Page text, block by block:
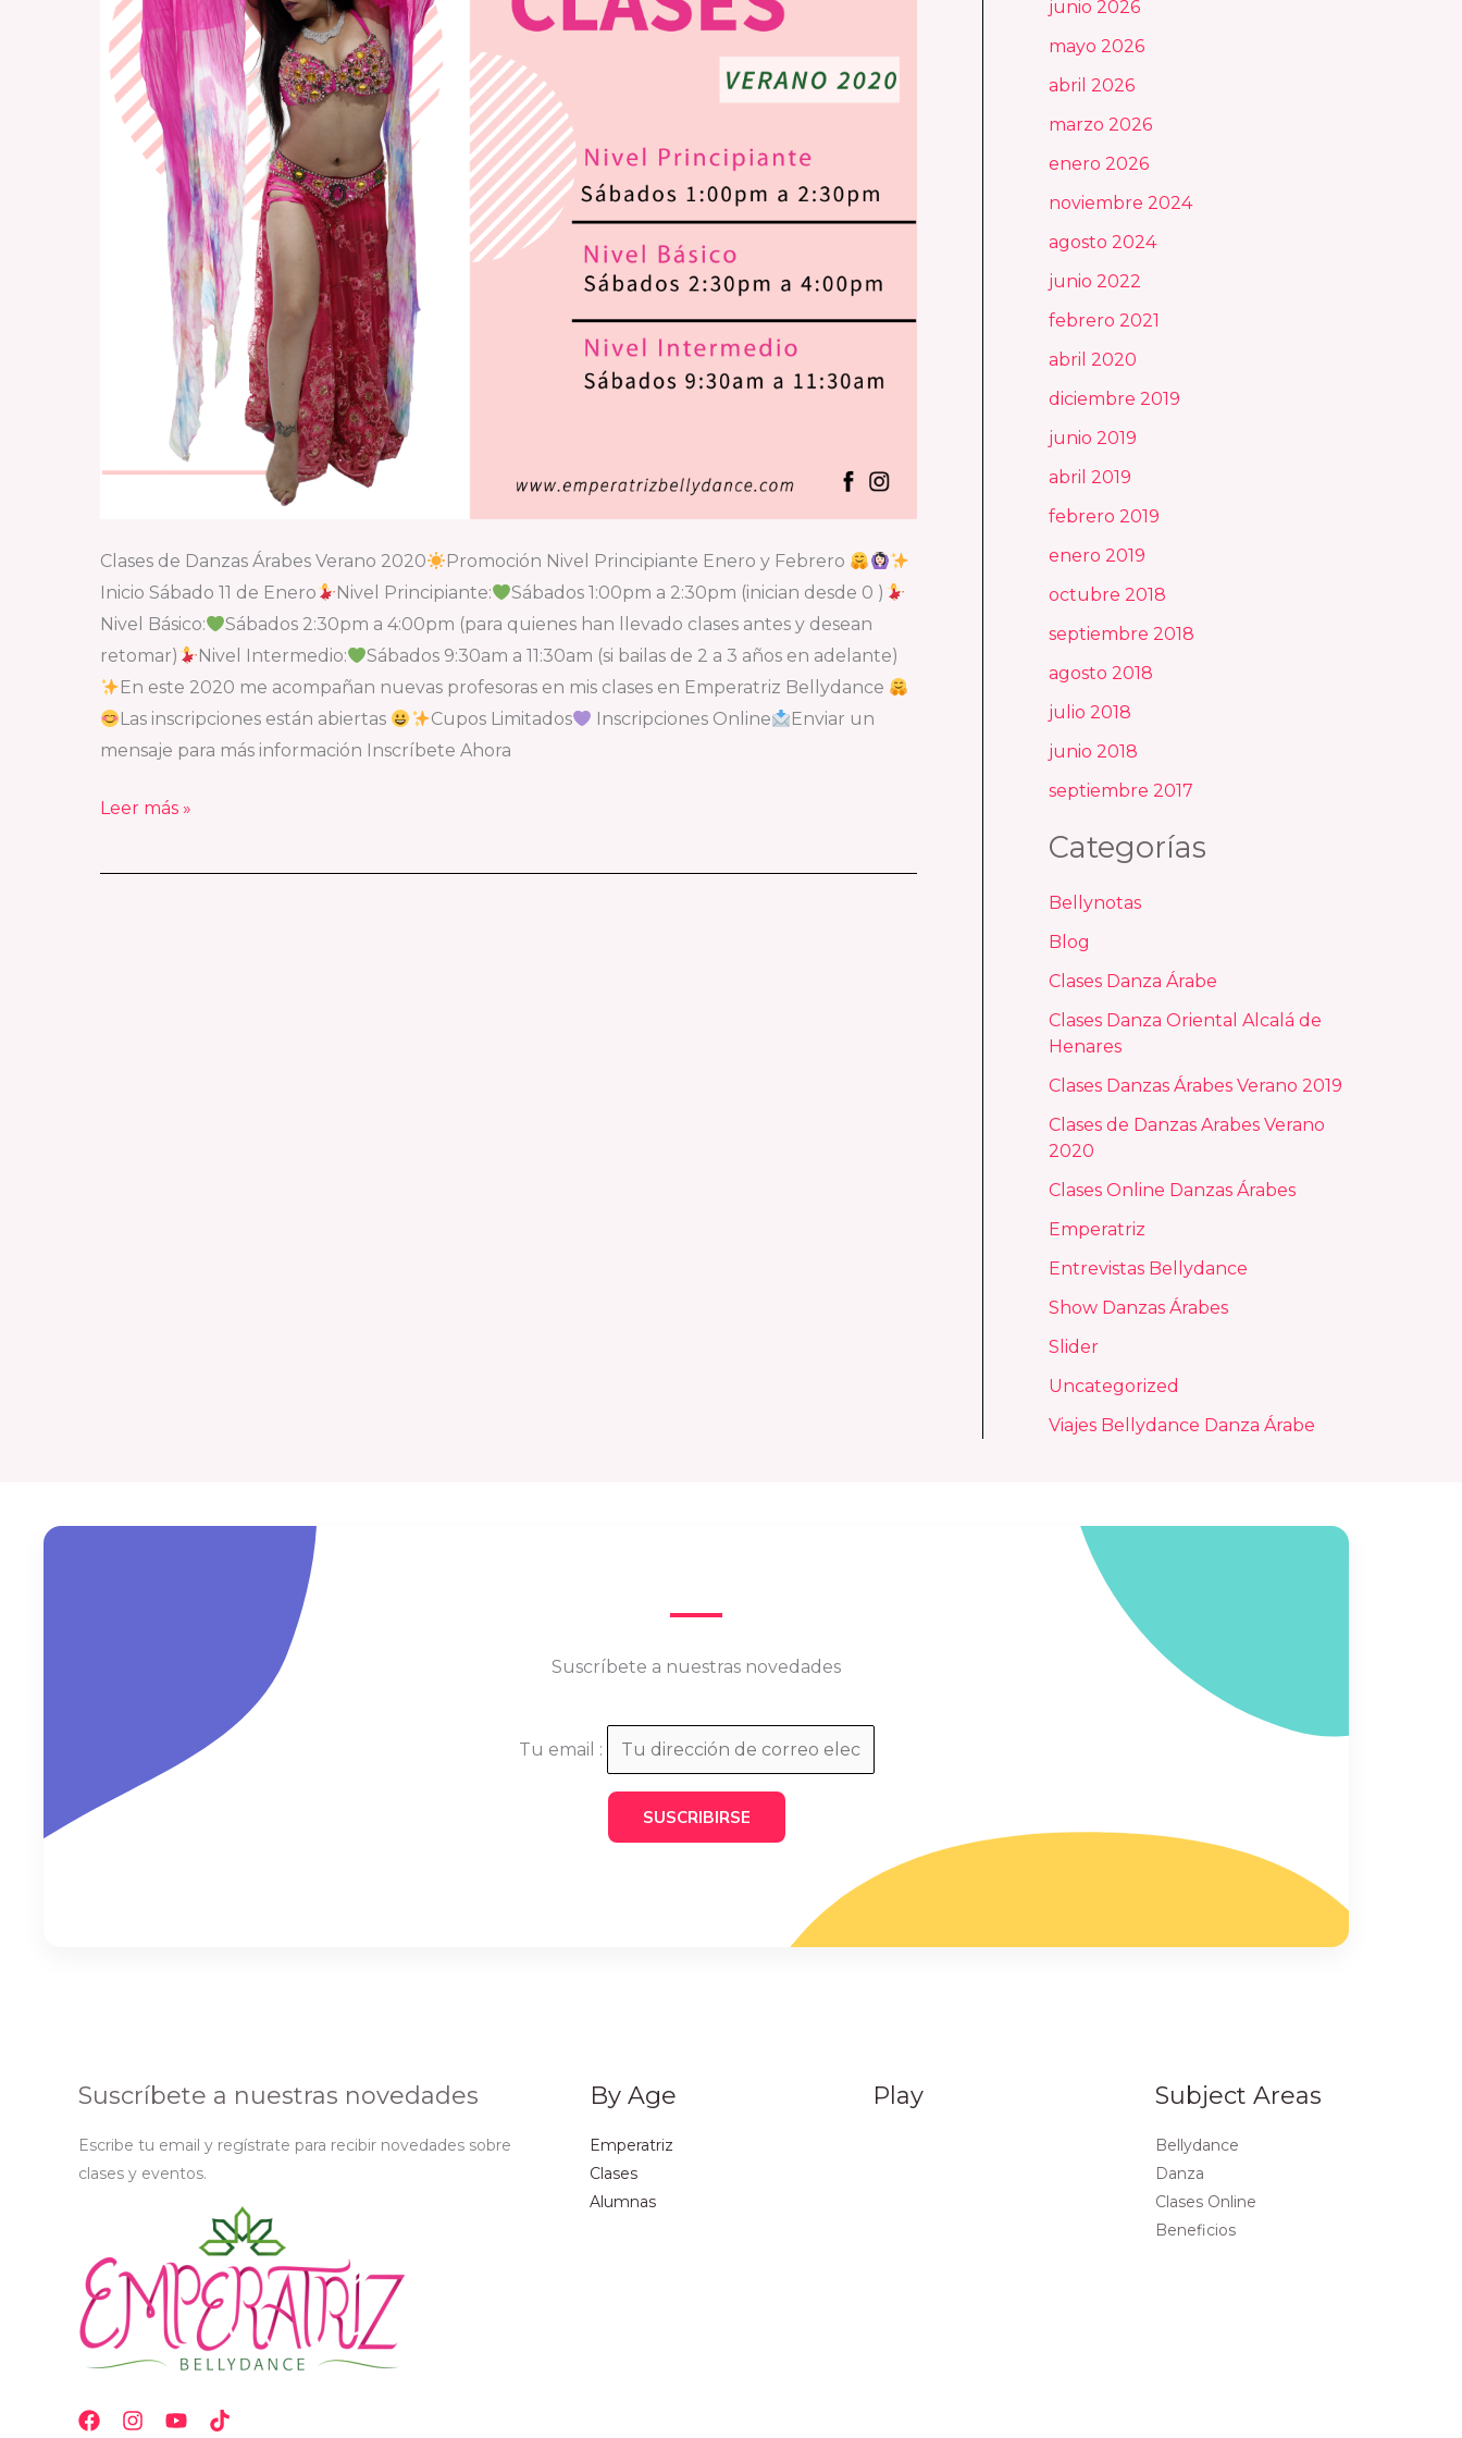
Clases de Danzas Árabes Verano 2020
Promoción Nivel Principiante Enero y Febrero
Inicio Sábado 11 de Enero
Nivel Principiante:
Sábados 1:00pm a 2:30pm (inician desde 0 )
Nivel Básico:
Sábados 2:30pm a 4:00pm (para quienes han llevado clases antes y desean
retomar)
Nivel Intermedio:
Sábados 9:30am a 11:30am (si bailas de 2 a 3 años en adelante)
En este 2020 me acompañan nuevas profesoras en mis clases en Emperatriz Bellydance
Las inscripciones están abiertas
Cupos Limitados Inscripciones Online
Enviar un
mensaje para más información Inscríbete Ahora
Leer más »
junio 2026
mayo 2026
abril 2026
marzo 2026
enero 2026
noviembre 2024
agosto 2024
junio 2022
febrero 2021
abril 2020
diciembre 2019
junio 2019
abril 2019
febrero 2019
enero 2019
octubre 2018
septiembre 2018
agosto 2018
julio 2018
junio 2018
septiembre 2017
Categorías
Bellynotas
Blog
Clases Danza Árabe
Clases Danza Oriental Alcalá de
Henares
Clases Danzas Árabes Verano 2019
Clases de Danzas Arabes Verano
2020
Clases Online Danzas Árabes
Emperatriz
Entrevistas Bellydance
Show Danzas Árabes
Slider
Uncategorized
Viajes Bellydance Danza Árabe
Suscríbete a nuestras novedades
Tu email :
Suscríbete a nuestras novedades
Escribe tu email y regístrate para recibir novedades sobre
clases y eventos.
By Age
Emperatriz
Clases
Alumnas
Play Subject Areas
Bellydance
Danza
Clases Online
Beneficios